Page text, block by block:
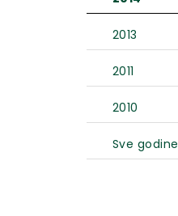
2013
2011
2010
Sve godine